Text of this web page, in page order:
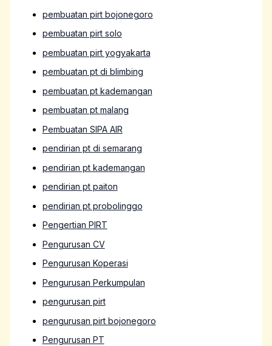
pembuatan pirt bojonegoro
pembuatan pirt solo
pembuatan pirt yogyakarta
pembuatan pt di blimbing
pembuatan pt kademangan
pembuatan pt malang
Pembuatan SIPA AIR
pendirian pt di semarang
pendirian pt kademangan
pendirian pt paiton
pendirian pt probolinggo
Pengertian PIRT
Pengurusan CV
Pengurusan Koperasi
Pengurusan Perkumpulan
pengurusan pirt
pengurusan pirt bojonegoro
Pengurusan PT